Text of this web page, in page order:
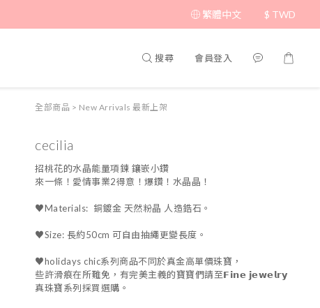
繁體中文 $ TWD
搜尋 會員登入
全部商品 > New Arrivals 最新上架
cecilia
招桃花的水晶能量項鍊 鑲嵌小鑽
來一條！愛情事業2得意！爆鑽！水晶晶！
♥Materials:  銅鍍金 天然粉晶 人造鋯石。
♥Size: 長約50cm 可自由抽繩更變長度。
♥holidays chic系列商品不同於真金高單價珠寶，
些許滑痕在所難免，有完美主義的寶寶們請至𝗙𝗶𝗻𝗲 𝗷𝗲𝘄𝗲𝗹𝗿𝘆
真珠寶系列採買選購。